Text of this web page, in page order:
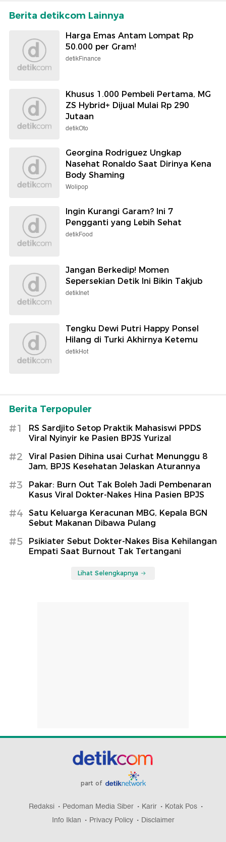
Berita detikcom Lainnya
Harga Emas Antam Lompat Rp
50.000 per Gram!
detikFinance
Khusus 1.000 Pembeli Pertama, MG
ZS Hybrid+ Dijual Mulai Rp 290
Jutaan
detikOto
Georgina Rodriguez Ungkap
Nasehat Ronaldo Saat Dirinya Kena
Body Shaming
Wolipop
Ingin Kurangi Garam? Ini 7
Pengganti yang Lebih Sehat
detikFood
Jangan Berkedip! Momen
Sepersekian Detik Ini Bikin Takjub
detikInet
Tengku Dewi Putri Happy Ponsel
Hilang di Turki Akhirnya Ketemu
detikHot
Berita Terpopuler
#1
RS Sardjito Setop Praktik Mahasiswi PPDS
Viral Nyinyir ke Pasien BPJS Yurizal
#2
Viral Pasien Dihina usai Curhat Menunggu 8
Jam, BPJS Kesehatan Jelaskan Aturannya
#3
Pakar: Burn Out Tak Boleh Jadi Pembenaran
Kasus Viral Dokter-Nakes Hina Pasien BPJS
#4
Satu Keluarga Keracunan MBG, Kepala BGN
Sebut Makanan Dibawa Pulang
#5
Psikiater Sebut Dokter-Nakes Bisa Kehilangan
Empati Saat Burnout Tak Tertangani
Lihat Selengkapnya
part of
Redaksi Pedoman Media Siber Karir
Kotak Pos
Info Iklan
Privacy Policy Disclaimer